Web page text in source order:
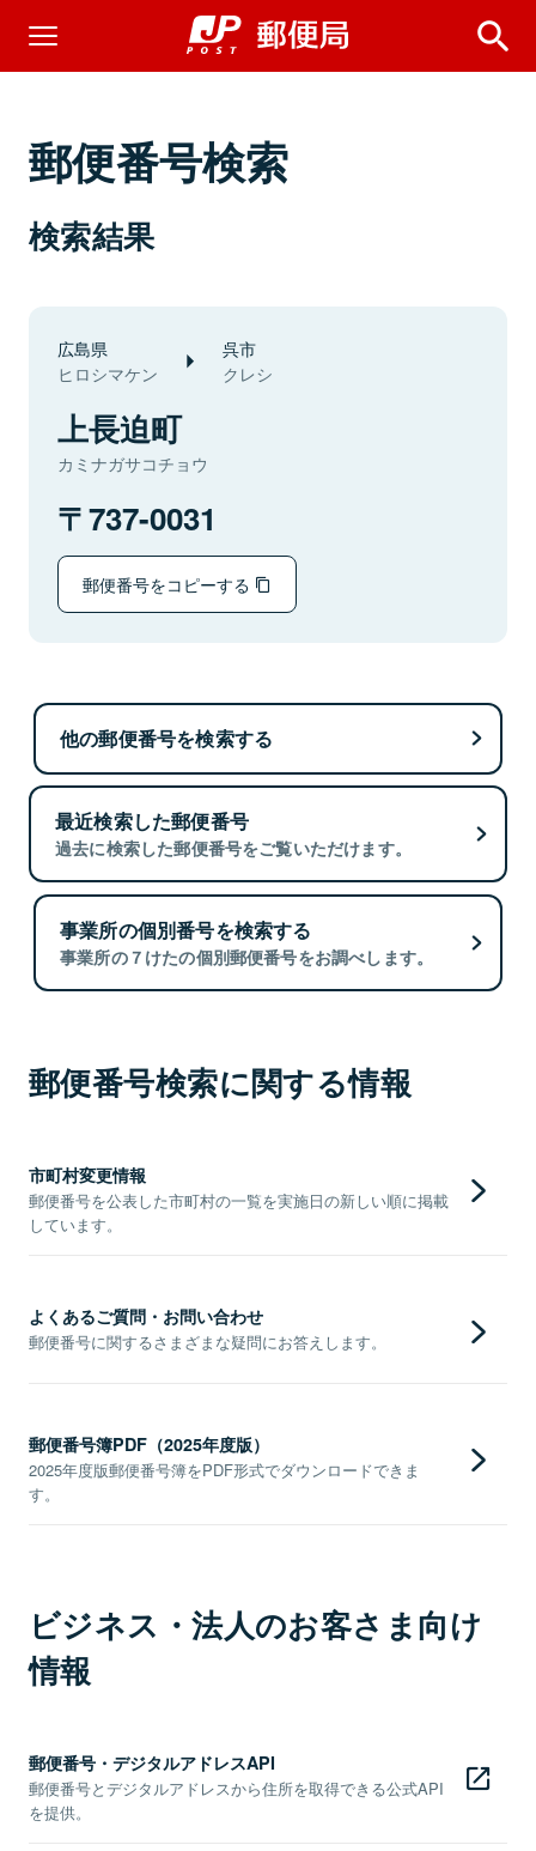
郵便番号検索
検索結果
広島県
ヒロシマケン
呉市
クレシ
上長迫町
カミナガサコチョウ
737-0031
郵便番号をコピーする
他の郵便番号を検索する
最近検索した郵便番号
過去に検索した郵便番号をご覧いただけます。
事業所の個別番号を検索する
事業所の７けたの個別郵便番号をお調べします。
郵便番号検索に関する情報
市町村変更情報
郵便番号を公表した市町村の一覧を実施日の新しい順に掲載
しています。
よくあるご質問・お問い合わせ
郵便番号に関するさまざまな疑問にお答えします。
郵便番号簿PDF（2025年度版）
2025年度版郵便番号簿をPDF形式でダウンロードできま
す。
ビジネス・法人のお客さま向け
情報
郵便番号・デジタルアドレスAPI
郵便番号とデジタルアドレスから住所を取得できる公式API
を提供。